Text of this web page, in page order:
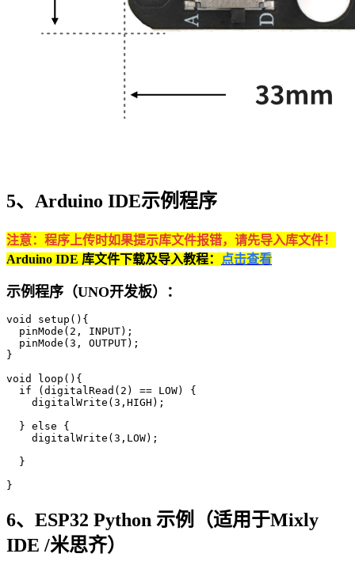
5、Arduino IDE示例程序
注意：程序上传时如果提示库文件报错，请先导入库文件！
Arduino IDE 库文件下载及导入教程： 点击查看
示例程序（UNO开发板）：
void setup(){
  pinMode(2, INPUT);
  pinMode(3, OUTPUT);
}
void loop(){
  if (digitalRead(2) == LOW) {
    digitalWrite(3,HIGH);
  } else {
    digitalWrite(3,LOW);
  }
}
6、ESP32 Python 示例（适用于Mixly
IDE /米思齐）